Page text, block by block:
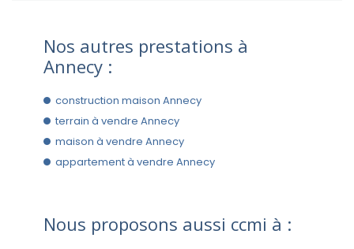
Nos autres prestations à
Annecy :
construction maison Annecy
terrain à vendre Annecy
maison à vendre Annecy
appartement à vendre Annecy
Nous proposons aussi ccmi à :